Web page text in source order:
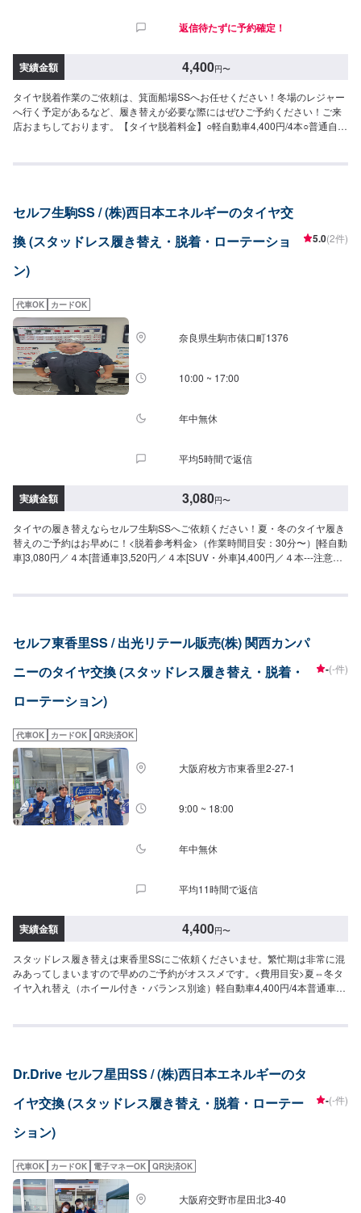
返信待たずに予約確定！
実績金額 4,400円〜
タイヤ脱着作業のご依頼は、箕面船場SSへお任せください！冬場のレジャー
へ行く予定があるなど、履き替えが必要な際にはぜひご予約ください！ご来
店おまちしております。【タイヤ脱着料金】○軽自動車4,400円/4本○普通自動
セルフ生駒SS / (株)西日本エネルギーのタイヤ交
換 (スタッドレス履き替え・脱着・ローテーショ
ン)
5.0(2件)
代車OK カードOK
奈良県生駒市俵口町1376
10:00 ~ 17:00
年中無休
平均5時間で返信
実績金額 3,080円〜
タイヤの履き替えならセルフ生駒SSへご依頼ください！夏・冬のタイヤ履き
替えのご予約はお早めに！<脱着参考料金>（作業時間目安：30分〜）[軽自動
車]3,080円／４本[普通車]3,520円／４本[SUV・外車]4,400円／４本---注意事
セルフ東香里SS / 出光リテール販売(株) 関西カンパ
ニーのタイヤ交換 (スタッドレス履き替え・脱着・
ローテーション)
-(-件)
代車OK カードOK QR決済OK
大阪府枚方市東香里2-27-1
9:00 ~ 18:00
年中無休
平均11時間で返信
実績金額 4,400円〜
スタッドレス履き替えは東香里SSにご依頼くださいませ。繁忙期は非常に混
みあってしまいますので早めのご予約がオススメです。<費用目安>夏⇔冬タ
イヤ入れ替え（ホイール付き・バランス別途）軽自動車4,400円/4本普通車4､
Dr.Drive セルフ星田SS / (株)西日本エネルギーのタ
イヤ交換 (スタッドレス履き替え・脱着・ローテー
ション)
-(-件)
代車OK カードOK 電子マネーOK QR決済OK
大阪府交野市星田北3-40